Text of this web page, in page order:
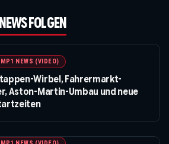
FOLGEN
NEWS (VIDEO)
Wirbel, Fahrermarkt-
Aston-Martin-Umbau und neue